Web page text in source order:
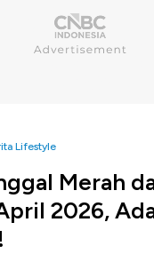
Lifestyle
Merah
2026,